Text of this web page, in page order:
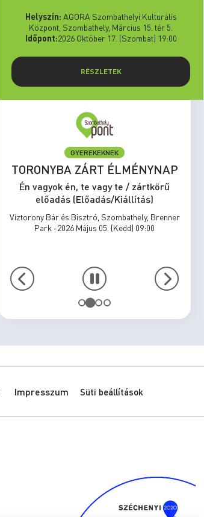
Helyszín: AGORA Szombathelyi Kulturális
Központ, Szombathely, Március 15. tér 5.
Időpont:2026 Október 17. (Szombat) 19:00
RÉSZLETEK
GYEREKEKNEK
TORONYBA ZÁRT ÉLMÉNYNAP
Én vagyok én, te vagy te / zártkörű
előadás (Előadás/Kiállítás)
Víztorony Bár és Bisztró, Szombathely, Brenner
Park -2026 Május 05. (Kedd) 09:00
Impresszum Süti beállítások